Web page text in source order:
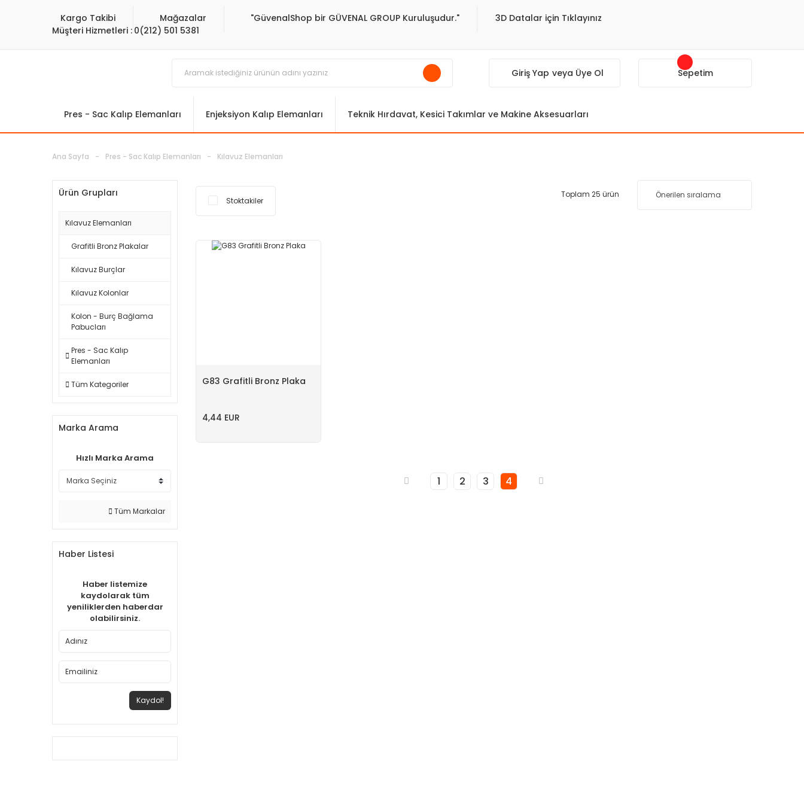
Kargo Takibi Mağazalar "GüvenalShop bir GÜVENAL GROUP Kuruluşudur."
3D Datalar için Tıklayınız
Müşteri Hizmetleri : 0(212) 501 5381
Giriş Yap veya Üye Ol Sepetim
Pres - Sac Kalıp Elemanları Enjeksiyon Kalıp Elemanları Teknik Hırdavat, Kesici Takımlar ve Makine Aksesuarları
Ana Sayfa Pres - Sac Kalıp Elemanları Kılavuz Elemanları
Ürün Grupları
Kılavuz Elemanları
Grafitli Bronz Plakalar
Kılavuz Burçlar
Kılavuz Kolonlar
Kolon - Burç Bağlama
Pabucları
Pres - Sac Kalıp
Elemanları
Tüm Kategoriler
Marka Arama
Hızlı Marka Arama
Tüm Markalar
Haber Listesi
Haber listemize
kaydolarak tüm
yeniliklerden haberdar
olabilirsiniz.
Kaydol!
Stoktakiler
Toplam 25 ürün
G83 Grafitli Bronz Plaka
4,44 EUR
1 2 3 4